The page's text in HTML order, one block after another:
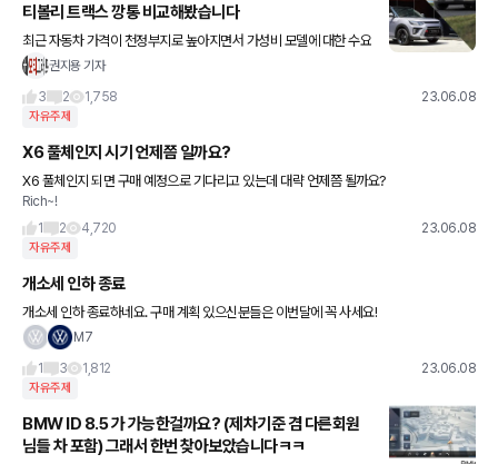
티볼리 트랙스 깡통 비교해봤습니다
최근 자동차 가격이 천정부지로 높아지면서 가성비 모델에 대한 수요
가 꾸준히 늘고 있다. 이에 각 제조사들은 시작 가격을 낮춘 저가 트림
권지용 기자
3
2 1,758 23.06.08
자유주제
X6 풀체인지 시기 언제쯤 일까요?
X6 풀체인지 되면 구매 예정으로 기다리고 있는데 대략 언제쯤 될까요?
Rich~!
1
2 4,720 23.06.08
자유주제
개소세 인하 종료
개소세 인하 종료하네요. 구매 계획 있으신분들은 이번달에 꼭 사세요!
M7
1
3 1,812 23.06.08
자유주제
BMW ID 8.5 가 가능한걸까요? (제차기준 겸 다른회원
님들 차 포함) 그래서 한번 찾아보았습니다ㅋㅋ